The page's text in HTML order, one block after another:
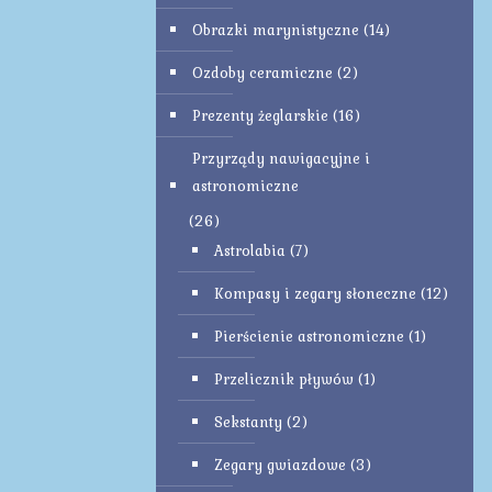
Obrazki marynistyczne (14)
Ozdoby ceramiczne (2)
Prezenty żeglarskie (16)
Przyrządy nawigacyjne i
astronomiczne
(26)
Astrolabia (7)
Kompasy i zegary słoneczne (12)
Pierścienie astronomiczne (1)
Przelicznik pływów (1)
Sekstanty (2)
Zegary gwiazdowe (3)